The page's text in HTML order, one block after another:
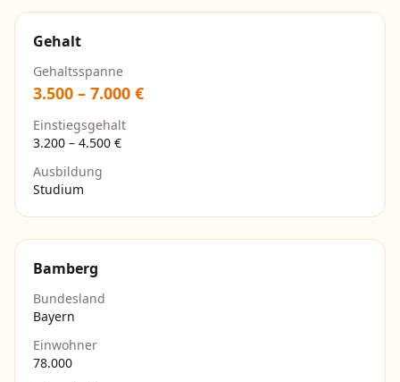
Gehalt
Gehaltsspanne
3.500 – 7.000 €
Einstiegsgehalt
3.200 – 4.500 €
Ausbildung
Studium
Bamberg
Bundesland
Bayern
Einwohner
78.000